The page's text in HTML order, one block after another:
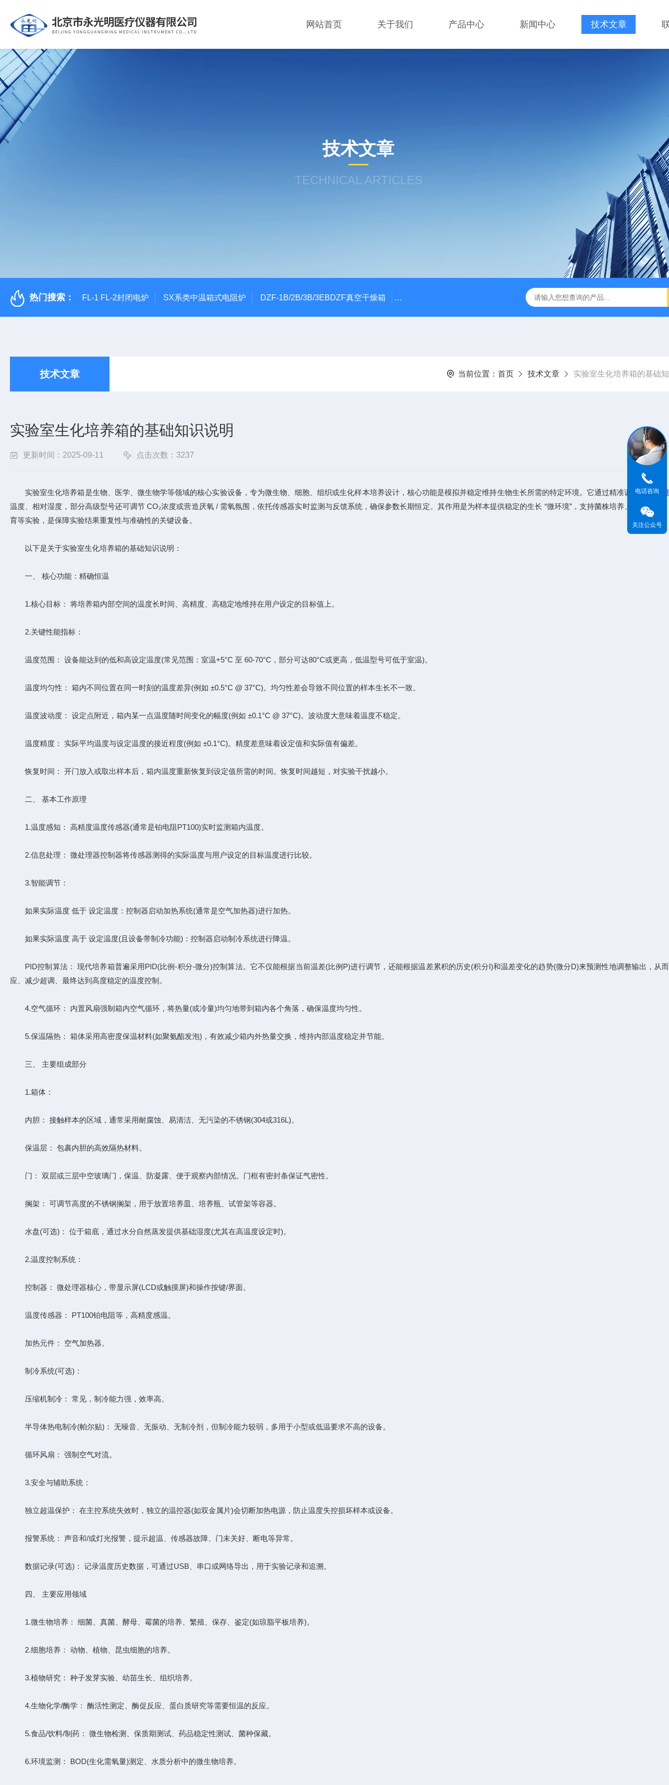
网站首页 关于我们 产品中心 新闻中心 技术文章
技术文章
TECHNICAL ARTICLES
热门搜索： FL-1 FL-2封闭电炉 SX系类中温箱式电阻炉 DZF-1B/2B/3B/3EBDZF真空干燥箱 100*60颚式破碎机 JMB系列精密恒温电热板 恒温恒湿生化培养箱
技术文章 当前位置： 首页 技术文章 实验室生化培养箱的基础
实验室生化培养箱的基础知识说明
更新时间：2025-09-11 点击次数：3237
实验室生化培养箱是生物、医学、微生物学等领域的核心实验设备，专为微生物、细胞、组织或生化样本培养设计，核心功能是模拟并稳定维持生物生长所需的特定环境。它通过精准调控关键环
温度、相对湿度，部分高级型号还可调节 CO₂浓度或营造厌氧 / 需氧氛围，依托传感器实时监测与反馈系统，确保参数长期恒定。其作用是为样本提供稳定的生长 “微环境”，支持菌株培养、细胞增殖
育等实验，是保障实验结果重复性与准确性的关键设备。
以下是关于实验室生化培养箱的基础知识说明：
一、 核心功能：精确恒温
​​1.​​核心目标：​​ 将培养箱内部空间的温度​​长时间、高精度、高稳定地​​维持在用户设定的目标值上。
2.​​​​关键性能指标：​​
​​温度范围：​​ 设备能达到的低和高设定温度(常见范围：室温+5°C 至 60-70°C，部分可达80°C或更高，低温型号可低于室温)。
​​温度均匀性：​​ 箱内不同位置在同一时刻的温度差异(例如 ±0.5°C @ 37°C)。​​均匀性差会导致不同位置的样本生长不一致。​​
​​温度波动度：​​ 设定点附近，箱内某一点温度随时间变化的幅度(例如 ±0.1°C @ 37°C)。​​波动度大意味着温度不稳定。​​
​​温度精度：​​ 实际平均温度与设定温度的接近程度(例如 ±0.1°C)。​​精度差意味着设定值和实际值有偏差。​​
​​恢复时间：​​ 开门放入或取出样本后，箱内温度重新恢复到设定值所需的时间。​​恢复时间越短，对实验干扰越小。​​
二、 基本工作原理
​​1.​​温度感知：​​ 高精度温度传感器(通常是铂电阻PT100)实时监测箱内温度。
​​2.​​信息处理：​​ 微处理器控制器将传感器测得的实际温度与用户设定的目标温度进行比较。
3​​.​​智能调节：​​
如果实际温度 ​​低于​​ 设定温度：控制器启动​​加热系统​​(通常是空气加热器)进行加热。
如果实际温度 ​​高于​​ 设定温度(且设备带制冷功能)：控制器启动​​制冷系统​​进行降温。
​​PID控制算法：​​ 现代培养箱普遍采用PID(比例-积分-微分)控制算法。它不仅能根据当前温差(比例P)进行调节，还能根据温差累积的历史(积分I)和温差变化的趋势(微分D)来预测性地调整输出，从
应、减少超调、最终达到高度稳定的温度控制。
​​4.​​空气循环：​​ 内置风扇强制箱内空气循环，将热量(或冷量)均匀地带到箱内各个角落，确保​​温度均匀性​​。
5​​.​​保温隔热：​​ 箱体采用高密度保温材料(如聚氨酯发泡)，有效减少箱内外热量交换，维持内部温度稳定并节能。
三、 主要组成部分
​​1.​​箱体：​​
​​内胆：​​ 接触样本的区域，通常采用耐腐蚀、易清洁、无污染的不锈钢(304或316L)。
​​保温层：​​ 包裹内胆的高效隔热材料。
​​门：​​ 双层或三层中空玻璃门，保温、防凝露、便于观察内部情况。门框有密封条保证气密性。
​​搁架：​​ 可调节高度的不锈钢搁架，用于放置培养皿、培养瓶、试管架等容器。
​​水盘(可选)：​​ 位于箱底，通过水分自然蒸发提供基础湿度(尤其在高温度设定时)。
​​2.​​温度控制系统：​​
​​控制器：​​ 微处理器核心，带显示屏(LCD或触摸屏)和操作按键/界面。
​​温度传感器：​​ PT100铂电阻等，高精度感温。
​​加热元件：​​ 空气加热器。
​​制冷系统(可选)：​​
​​压缩机制冷：​​ 常见，制冷能力强，效率高。
​​半导体热电制冷(帕尔贴)：​​ 无噪音、无振动、无制冷剂，但制冷能力较弱，多用于小型或低温要求不高的设备。
​​循环风扇：​​ 强制空气对流。
​​3.​​安全与辅助系统：​​
​​独立超温保护：​​ 在主控系统失效时，独立的温控器(如双金属片)会切断加热电源，防止温度失控损坏样本或设备。
​​报警系统：​​ 声音和/或灯光报警，提示超温、传感器故障、门未关好、断电等异常。
​​数据记录(可选)：​​ 记录温度历史数据，可通过USB、串口或网络导出，用于实验记录和追溯。
四、 主要应用领域
​​1.​​微生物培养：​​ 细菌、真菌、酵母、霉菌的培养、繁殖、保存、鉴定(如琼脂平板培养)。
2.​​​​细胞培养：​​ 动物、植物、昆虫细胞的培养。
​​3.​​植物研究：​​ 种子发芽实验、幼苗生长、组织培养。
​​4.​​生物化学/酶学：​​ 酶活性测定、酶促反应、蛋白质研究等需要恒温的反应。
​​5.​​食品/饮料/制药：​​ 微生物检测、保质期测试、药品稳定性测试、菌种保藏。
​​6.​​环境监测：​​ BOD(生化需氧量)测定、水质分析中的微生物培养。
电话咨询
关注公众号